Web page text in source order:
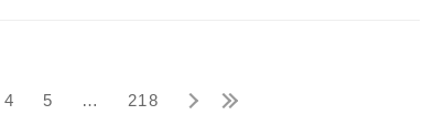
4 5 … 218